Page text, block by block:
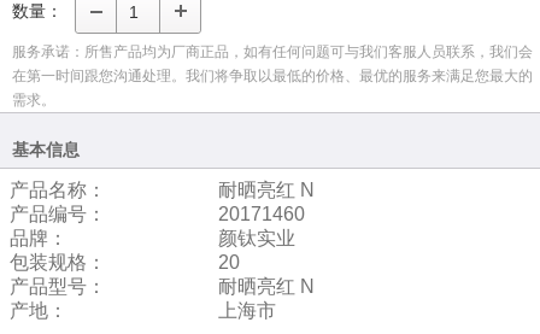
数量：
服务承诺：所售产品均为厂商正品，如有任何问题可与我们客服人员联系，我们会
在第一时间跟您沟通处理。我们将争取以最低的价格、最优的服务来满足您最大的
需求。
基本信息
产品名称：
耐晒亮红 N
产品编号：
20171460
品牌：
颜钛实业
包装规格：
20
产品型号：
耐晒亮红 N
产地：
上海市